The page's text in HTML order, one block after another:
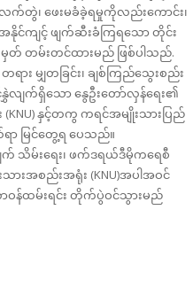
က်တွဲ၊ ဖေးမခံခဲ့ရမှုကိုလည်းကောင်း၊
နိုင်ကျင့် ဖျက်ဆီးခံကြရသော တိုင်း
တ် တမ်းတင်ထားမည် ဖြစ်ပါသည်.
း မျှတခြင်း၊ ချစ်ကြည်သွေးစည်း
နွှဲလျက်ရှိသော နွေဦးတော်လှန်ရေး၏
နှင့်တကွ ကရင်အမျိုးသားပြည်
မြင်တွေ့ရ ပေသည်။
သိမ်းရေး၊ ဖက်ဒရယ်ဒီမိုကရေစီ
းအစည်းအရုံး (KNU)အပါအဝင်
ာဝန်ထမ်းရင်း တိုက်ပွဲဝင်သွားမည်